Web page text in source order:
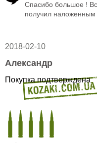
Спасибо большое !
получил наложенным
2018-02-10
Александр
Покупка подтверждена